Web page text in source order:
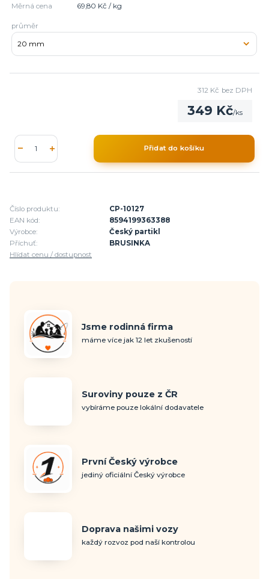
Měrná cena 69,80 Kč / kg
průměr
349 Kč/ks
312 Kč bez DPH
Přidat do košíku
Číslo produktu:
CP-10127
EAN kód:
8594199363388
Výrobce:
Český partikl
Příchuť:
BRUSINKA
Hlídat cenu / dostupnost
Jsme rodinná firma
máme více jak 12 let zkušeností
Suroviny pouze z ČR
vybíráme pouze lokální dodavatele
První Český výrobce
jediný oficiální Český výrobce
Doprava našimi vozy
každý rozvoz pod naší kontrolou